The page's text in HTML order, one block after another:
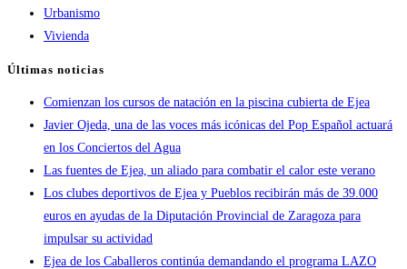
Urbanismo
Vivienda
Últimas noticias
Comienzan los cursos de natación en la piscina cubierta de Ejea
Javier Ojeda, una de las voces más icónicas del Pop Español actuará
en los Conciertos del Agua
Las fuentes de Ejea, un aliado para combatir el calor este verano
Los clubes deportivos de Ejea y Pueblos recibirán más de 39.000
euros en ayudas de la Diputación Provincial de Zaragoza para
impulsar su actividad
Ejea de los Caballeros continúa demandando el programa LAZO